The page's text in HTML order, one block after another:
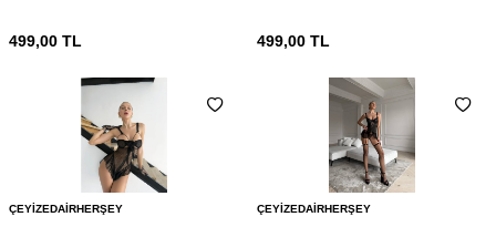
499,00 TL 499,00 TL
ÇEYIZEDAIRHERŞEY ÇEYIZEDAIRHERŞEY